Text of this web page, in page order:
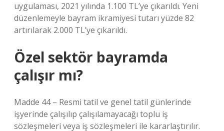
uygulaması, 2021 yılında 1.100 TL’ye çıkarıldı. Yeni
düzenlemeyle bayram ikramiyesi tutarı yüzde 82
artırılarak 2.000 TL’ye çıkarıldı.
Özel sektör bayramda
çalışır mı?
Madde 44 – Resmi tatil ve genel tatil günlerinde
işyerinde çalışılıp çalışılamayacağı toplu iş
sözleşmeleri veya iş sözleşmeleri ile kararlaştırılır.